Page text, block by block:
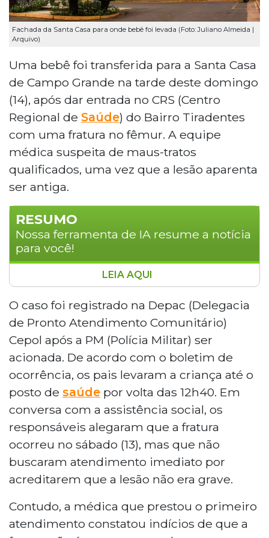
Fachada da Santa Casa para onde bebê foi levada (Foto: Juliano Almeida |
Arquivo)
Uma bebê foi transferida para a Santa Casa
de Campo Grande na tarde deste domingo
(14), após dar entrada no CRS (Centro
Regional de Saúde) do Bairro Tiradentes
com uma fratura no fêmur. A equipe
médica suspeita de maus-tratos
qualificados, uma vez que a lesão aparenta
ser antiga.
RESUMO
Nossa ferramenta de IA resume a notícia
para você!
Uma bebê foi transferida para a Santa Casa de
Campo Grande após dar entrada no CRS do
Bairro Tiradentes com fratura no fêmur. A
equipe médica suspeita de maus-tratos, pois a
lesão aparenta ser antiga. Os pais alegaram
que o acidente ocorreu no sábado, mas não
buscaram atendimento imediato. O caso foi
registrado na Depac Cepol. O Conselho
Tutelar e o Ministério Público foram
notificados. A Polícia Civil investiga o caso.
LEIA AQUI
O caso foi registrado na Depac (Delegacia
de Pronto Atendimento Comunitário)
Cepol após a PM (Polícia Militar) ser
acionada. De acordo com o boletim de
ocorrência, os pais levaram a criança até o
posto de saúde por volta das 12h40. Em
conversa com a assistência social, os
responsáveis alegaram que a fratura
ocorreu no sábado (13), mas que não
buscaram atendimento imediato por
acreditarem que a lesão não era grave.
Contudo, a médica que prestou o primeiro
atendimento constatou indícios de que a